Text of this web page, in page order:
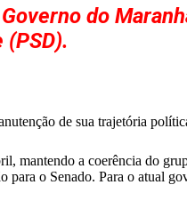
do
de sua trajetória
mantendo a coerência do
o Senado. Para o atual